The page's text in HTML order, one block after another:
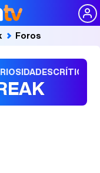
Foros
CRÍTICAS